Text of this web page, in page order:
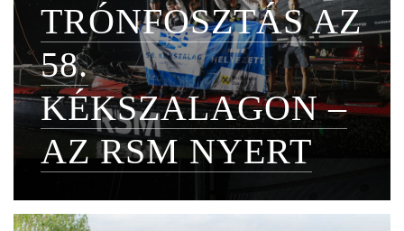
TRÓNFOSZTÁS AZ
58.
KÉKSZALAGON –
AZ RSM NYERT